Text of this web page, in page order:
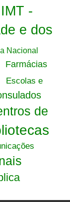
IMT -
e dos
Nacional
Farmácias
Escolas e
de